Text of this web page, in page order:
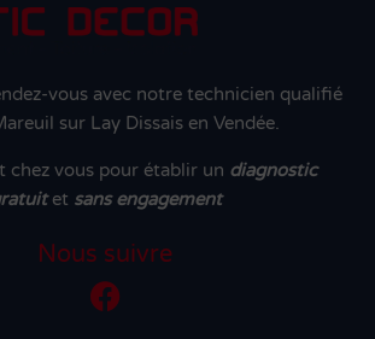
vous avec notre technicien qualifié
sur Lay Dissais en Vendée.
chez vous pour établir un diagnostic
et sans engagement
Nous suivre